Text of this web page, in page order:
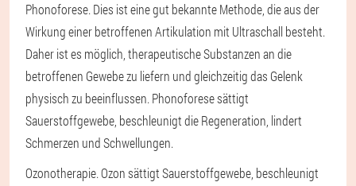
Phonoforese. Dies ist eine gut bekannte Methode, die aus der
Wirkung einer betroffenen Artikulation mit Ultraschall besteht.
Daher ist es möglich, therapeutische Substanzen an die
betroffenen Gewebe zu liefern und gleichzeitig das Gelenk
physisch zu beeinflussen. Phonoforese sättigt
Sauerstoffgewebe, beschleunigt die Regeneration, lindert
Schmerzen und Schwellungen.
Ozonotherapie. Ozon sättigt Sauerstoffgewebe, beschleunigt